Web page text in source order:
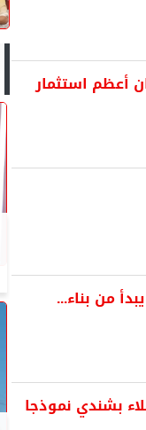
أعظم استثمار
من بناء...
بشندي نموذجا